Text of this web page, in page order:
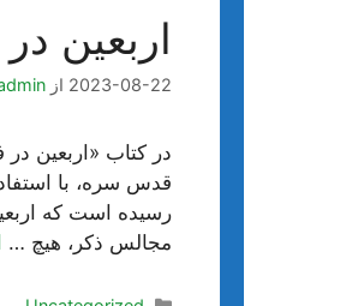
اربعین
2023-08-22 از
در کتاب «اربعین
قدس سره، با
رسیده است که
مجالس ذکر، هیچ …